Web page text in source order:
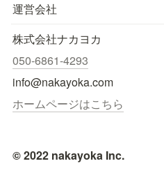
運営会社
株式会社ナカヨカ
050-6861-4293
info@nakayoka.com
ホームページはこちら
© 2022 nakayoka Inc.